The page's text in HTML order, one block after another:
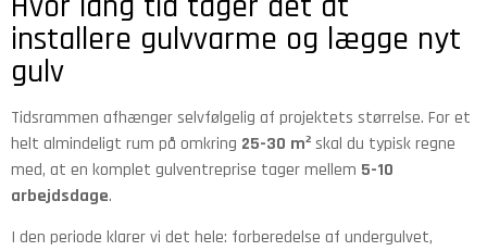
installere gulvvarme og lægge nyt
gulv
Tidsrammen afhænger selvfølgelig af projektets størrelse. For et
helt almindeligt rum på omkring 25-30 m²skal du typisk regne
med, at en komplet gulventreprise tager mellem 5-10
arbejdsdage.
I den periode klarer vi det hele: forberedelse af undergulvet,